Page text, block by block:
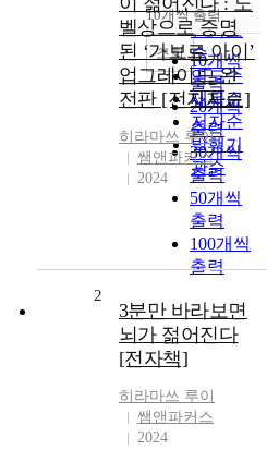
순
인기도
순
연도순
제목순
저자순
발행기
관순
내림차순
10개씩 출력
10개씩
출력
20개씩
출력
30개씩
출력
50개씩
출력
100개씩
출력
조회
벨상으로 증명
된 ‘가보르 아이’
업그레이드 완
전판 [전자자료]
히라마쓰 루이
쌤앤파커스
2024
2
3분만 바라보면
뇌가 젊어진다
[전자책]
히라마쓰 루이
쌤앤파커스
2024